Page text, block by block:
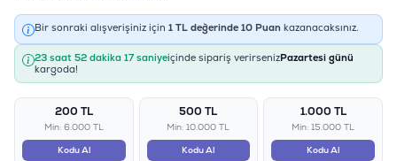
Bir sonraki alışverişiniz için 1 TL değerinde 10 Puan kazanacaksınız.
23 saat 52 dakika 17 saniyeiçinde sipariş verirsenizPazartesi günü
kargoda!
200 TL
Min: 6.000 TL
Kodu Al
500 TL
Min: 10.000 TL
Kodu Al
1.000 TL
Min: 15.000 TL
Kodu Al